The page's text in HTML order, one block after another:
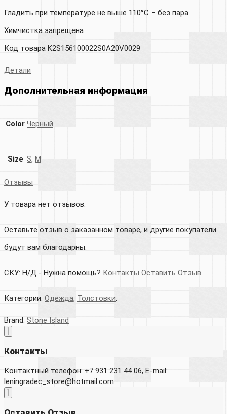
Гладить при температуре не выше 110°C – без пара
Химчистка запрещена
Код товара K2S156100022S0A20V0029
Детали
Дополнительная информация
Color Черный
Size S, M
Отзывы
У товара нет отзывов.
Оставьте отзыв о заказанном товаре, и другие покупатели
будут вам благодарны.
СКУ: Н/Д - Нужна помощь? Контакты Оставить Отзыв
Категории: Одежда, Толстовки.
Brand: Stone Island
Контакты
Контактный телефон: +7 931 231 44 06, E-mail:
leningradec_store@hotmail.com